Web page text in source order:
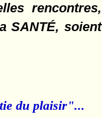
rencontres,
SANTÉ, soient
du plaisir"...